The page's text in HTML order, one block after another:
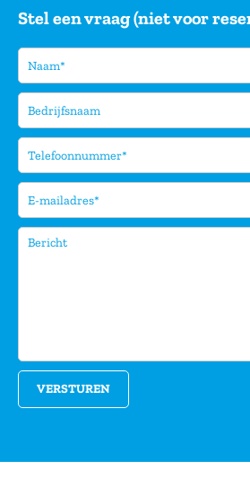
Stel een vraag (niet voor
VERSTUREN